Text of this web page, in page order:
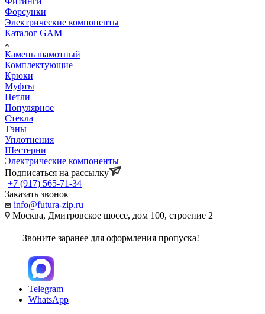
Форсунки
Электрические компоненты
Каталог GAM
Камень шамотный
Комплектующие
Крюки
Муфты
Петли
Популярное
Стекла
Тэны
Уплотнения
Шестерни
Электрические компоненты
Подписаться на рассылку
+7 (917) 565-71-34
Заказать звонок
info@futura-zip.ru
Москва, Дмитровское шоссе, дом 100, строение 2
Звоните заранее для оформления пропуска!
Telegram
WhatsApp